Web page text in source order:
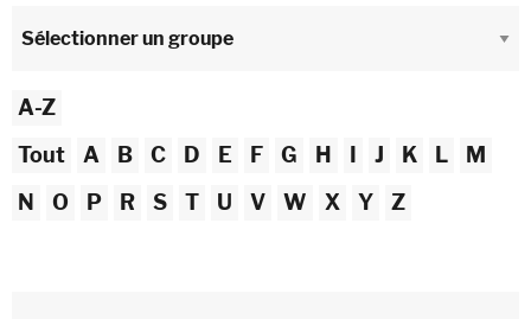
A-Z
Tout
A B C D E F G H J K L
M
N
O P R S T U V W X Y Z